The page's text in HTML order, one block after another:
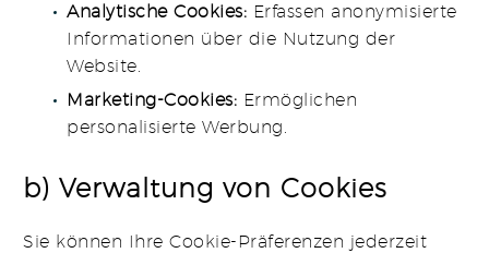
Analytische Cookies: Erfassen anonymisierte
Informationen über die Nutzung der
Website.
Marketing-Cookies: Ermöglichen
personalisierte Werbung.
b) Verwaltung von Cookies
Sie können Ihre Cookie-Präferenzen jederzeit